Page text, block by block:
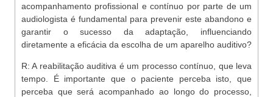
acompanhamento profissional e contínuo por parte de um
audiologista é fundamental para prevenir este abandono e
garantir o sucesso da adaptação, influenciando
diretamente a eficácia da escolha de um aparelho auditivo?
R: A reabilitação auditiva é um processo contínuo, que leva
tempo. É importante que o paciente perceba isto, que
perceba que será acompanhado ao longo do processo,